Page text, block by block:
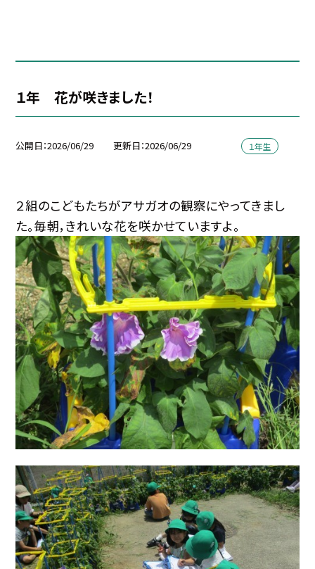
１年 花が咲きました！
公開日 2026/06/29 更新日 2026/06/29 １年生
２組のこどもたちがアサガオの観察にやってきまし
た。毎朝，きれいな花を咲かせていますよ。